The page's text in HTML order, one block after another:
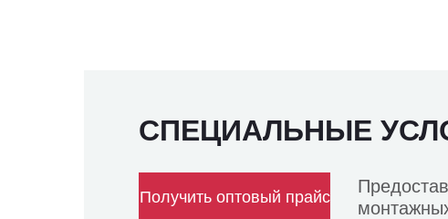
СПЕЦИАЛЬНЫЕ
Получить оптовый прайс